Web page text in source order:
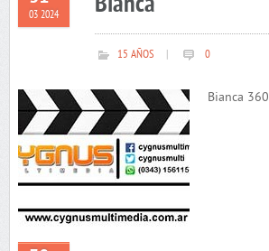
03 2024
15 AÑOS 0
Bianca